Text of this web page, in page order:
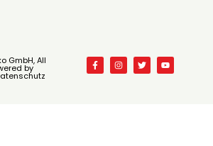
GmbH, All
by